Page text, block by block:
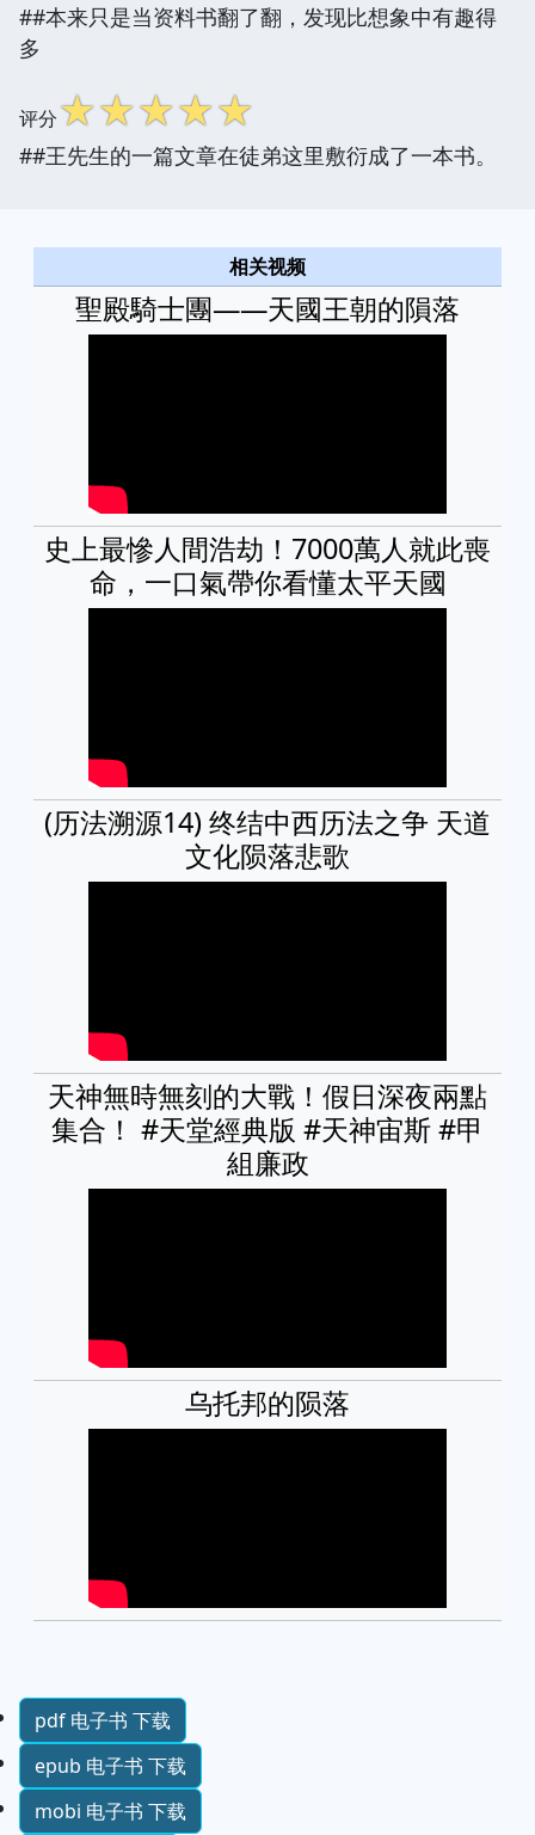
##本来只是当资料书翻了翻，发现比想象中有趣得
多
评分☆☆☆☆☆
##王先生的一篇文章在徒弟这里敷衍成了一本书。
相关视频
聖殿騎士團——天國王朝的隕落
史上最慘人間浩劫！7000萬人就此喪
命，一口氣帶你看懂太平天國
(历法溯源14) 终结中西历法之争 天道
文化陨落悲歌
天神無時無刻的大戰！假日深夜兩點
集合！ #天堂經典版 #天神宙斯 #甲
組廉政
乌托邦的陨落
pdf 电子书 下载
epub 电子书 下载
mobi 电子书 下载